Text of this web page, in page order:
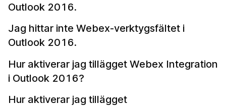
Outlook 2016.
Jag hittar inte Webex-verktygsfältet i
Outlook 2016.
Hur aktiverar jag tillägget Webex Integration
i Outlook 2016?
Hur aktiverar jag tillägget